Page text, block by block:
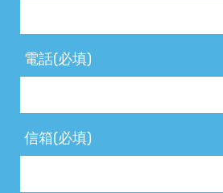
電話(必填)
信箱(必填)